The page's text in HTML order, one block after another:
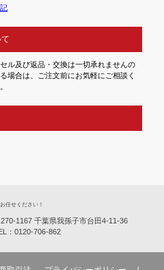
ル及び返品・交換は一切承れませんの
場合は、ご注文前にお気軽にご相談く
任せください！
1167 千葉県我孫子市台田4-11-36
：0120-706-862